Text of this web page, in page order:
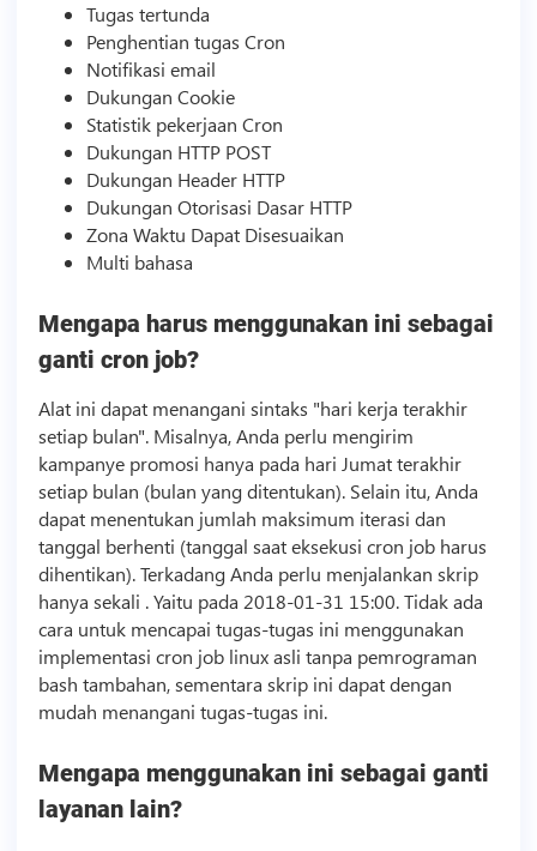
Tugas tertunda
Penghentian tugas Cron
Notifikasi email
Dukungan Cookie
Statistik pekerjaan Cron
Dukungan HTTP POST
Dukungan Header HTTP
Dukungan Otorisasi Dasar HTTP
Zona Waktu Dapat Disesuaikan
Multi bahasa
Mengapa harus menggunakan ini sebagai
ganti cron job?
Alat ini dapat menangani sintaks "hari kerja terakhir
setiap bulan". Misalnya, Anda perlu mengirim
kampanye promosi hanya pada hari Jumat terakhir
setiap bulan (bulan yang ditentukan). Selain itu, Anda
dapat menentukan jumlah maksimum iterasi dan
tanggal berhenti (tanggal saat eksekusi cron job harus
dihentikan). Terkadang Anda perlu menjalankan skrip
hanya sekali . Yaitu pada 2018-01-31 15:00. Tidak ada
cara untuk mencapai tugas-tugas ini menggunakan
implementasi cron job linux asli tanpa pemrograman
bash tambahan, sementara skrip ini dapat dengan
mudah menangani tugas-tugas ini.
Mengapa menggunakan ini sebagai ganti
layanan lain?